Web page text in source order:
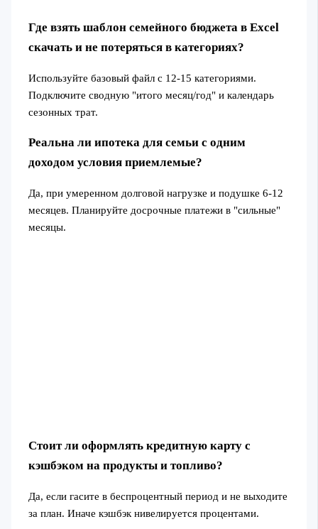
Где взять шаблон семейного бюджета в Excel
скачать и не потеряться в категориях?
Используйте базовый файл с 12-15 категориями.
Подключите сводную "итого месяц/год" и календарь
сезонных трат.
Реальна ли ипотека для семьи с одним
доходом условия приемлемые?
Да, при умеренном долговой нагрузке и подушке 6-12
месяцев. Планируйте досрочные платежи в "сильные"
месяцы.
Стоит ли оформлять кредитную карту с
кэшбэком на продукты и топливо?
Да, если гасите в беспроцентный период и не выходите
за план. Иначе кэшбэк нивелируется процентами.